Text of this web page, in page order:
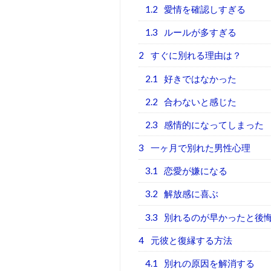
1.2 愛情を確認しすぎる
1.3 ルールが多すぎる
2 すぐに別れる理由は？
2.1 好きではなかった
2.2 合わないと感じた
2.3 感情的になってしまった
3 一ヶ月で別れた男性心理
3.1 恋愛が嫌になる
3.2 解放感に喜ぶ
3.3 別れるのが早かったと後
4 元彼と復縁する方法
4.1 別れの原因を解消する